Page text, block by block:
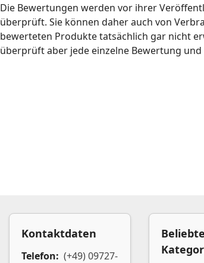
Die Bewertungen werden vor ihrer
überprüft. Sie können daher auch von
bewerteten Produkte tatsächlich gar nicht
überprüft aber jede einzelne Bewertung
Kontaktdaten
Telefon: (+49) 09727-
Beliebte